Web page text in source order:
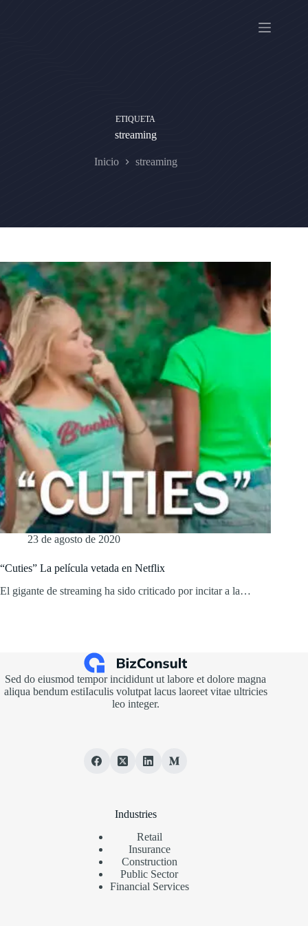
ETIQUETA
streaming
Inicio streaming
23 de agosto de 2020
“Cuties” La película vetada en Netflix
El gigante de streaming ha sido criticado por incitar a la…
Sed do eiusmod tempor incididunt ut labore et dolore magna
aliqua bendum estiIaculis volutpat lacus laoreet vitae ultricies
leo integer.
Industries
Retail
Insurance
Construction
Public Sector
Financial Services